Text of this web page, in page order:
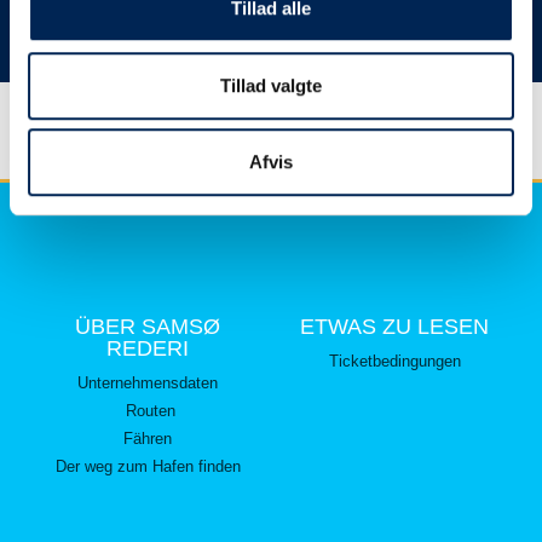
Tillad alle
Tillad valgte
Afvis
Vielen Dank für Ihr Verständnis.
ÜBER SAMSØ
REDERI
Unternehmensdaten
Routen
Fähren
Der weg zum Hafen finden
ETWAS ZU LESEN
Ticketbedingungen